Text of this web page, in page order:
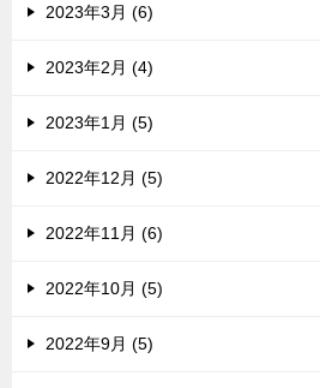
2023年3月 (6)
2023年2月 (4)
2023年1月 (5)
2022年12月 (5)
2022年11月 (6)
2022年10月 (5)
2022年9月 (5)